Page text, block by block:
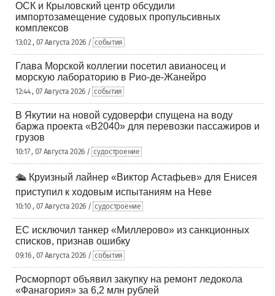
ОСК и Крыловский центр обсудили
импортозамещение судовых пропульсивных
комплексов
13:02 , 07 Августа 2026 / события
Глава Морской коллегии посетил авианосец и
морскую лабораторию в Рио-де-Жанейро
12:44 , 07 Августа 2026 / события
В Якутии на новой судоверфи спущена на воду
баржа проекта «В2040» для перевозки пассажиров и
грузов
10:17 , 07 Августа 2026 / судостроение
🛳️ Круизный лайнер «Виктор Астафьев» для Енисея
приступил к ходовым испытаниям на Неве
10:10 , 07 Августа 2026 / судостроение
ЕС исключил танкер «Миллерово» из санкционных
списков, признав ошибку
09:16 , 07 Августа 2026 / события
Росморпорт объявил закупку на ремонт ледокола
«Фанагория» за 6,2 млн рублей